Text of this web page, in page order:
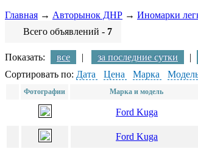
Главная → Авторынок ДНР → Иномарки
Всего объявлений - 7
Показать: все | за последние сутки |
Сортировать по: Дата Цена Марка
Фотографии Марка и модель
Ford Kuga
Ford Kuga